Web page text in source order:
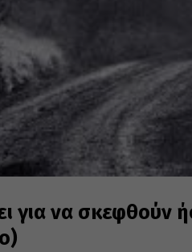
για να σκεφθούν